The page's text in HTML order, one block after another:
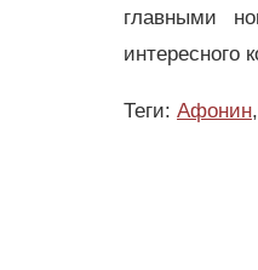
главными
интересного
Теги: Афонин,